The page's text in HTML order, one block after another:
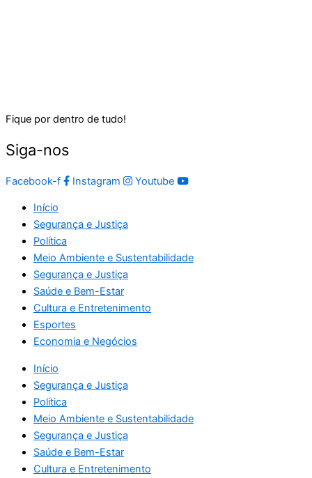
Fique por dentro de tudo!
Siga-nos
Facebook-f Instagram Youtube
Início
Segurança e Justiça
Política
Meio Ambiente e Sustentabilidade
Segurança e Justiça
Saúde e Bem-Estar
Cultura e Entretenimento
Esportes
Economia e Negócios
Início
Segurança e Justiça
Política
Meio Ambiente e Sustentabilidade
Segurança e Justiça
Saúde e Bem-Estar
Cultura e Entretenimento